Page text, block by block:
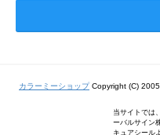
カラーミーショップCopyright (C)
当サイトでは
ーバルサイン
キュアシール